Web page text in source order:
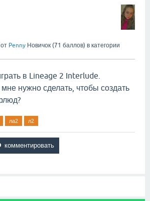
от Penny Новичок (71 баллов) в категории
в Lineage 2 Interlude.
нужно сделать, чтобы создать
ла2 л2